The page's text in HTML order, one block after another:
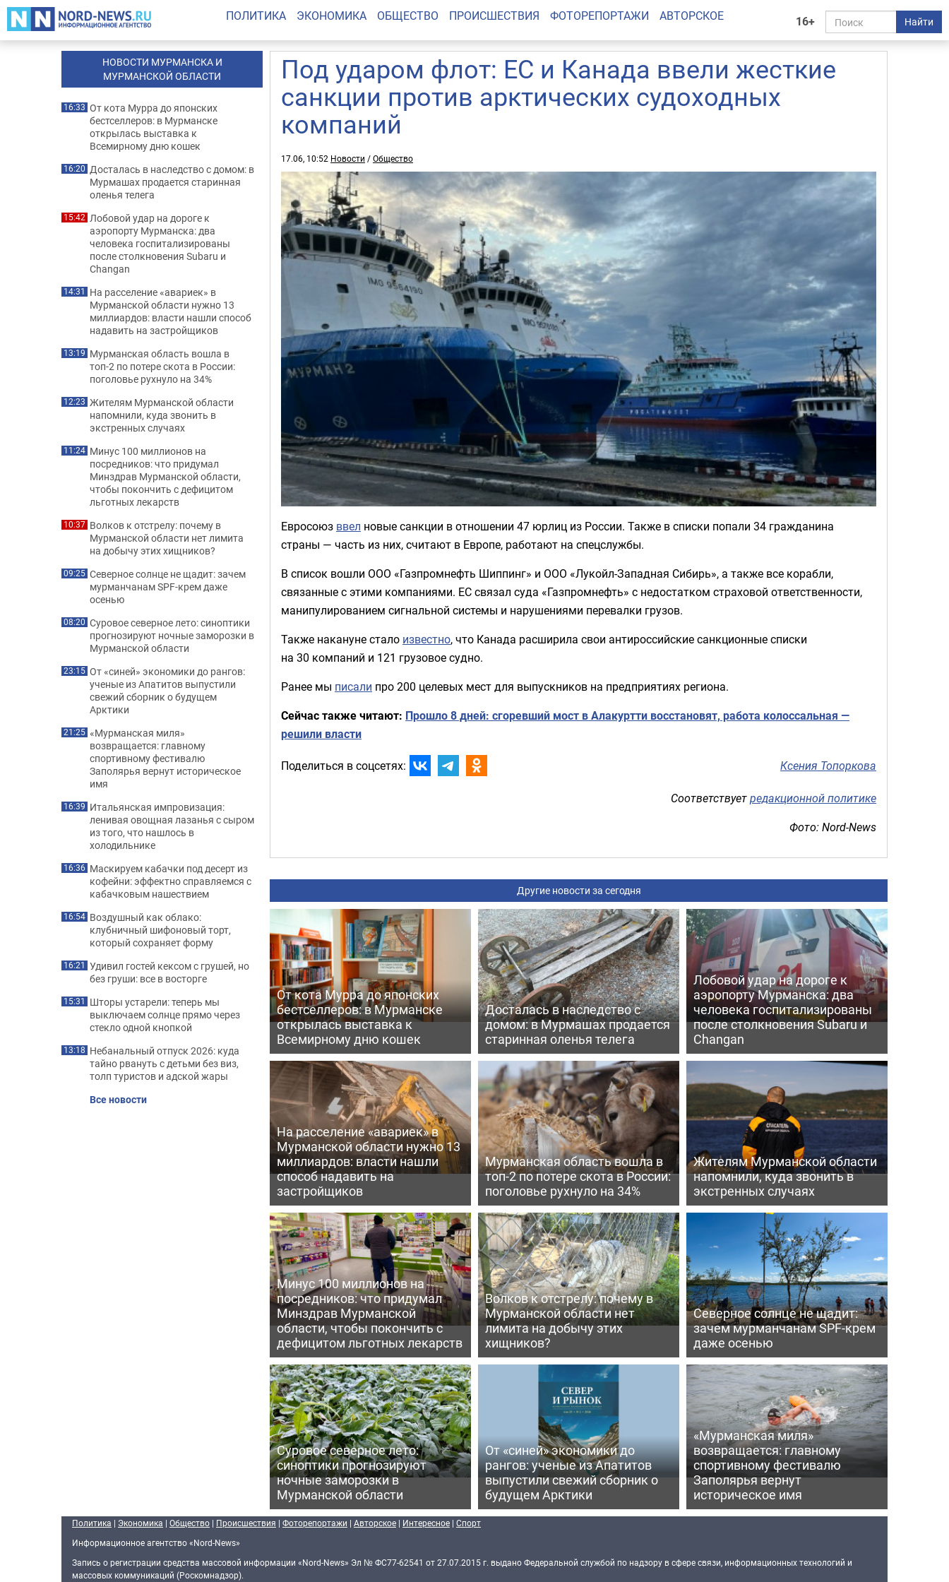
16+ Найти
ПОЛИТИКА ЭКОНОМИКА ОБЩЕСТВО ПРОИСШЕСТВИЯ ФОТОРЕПОРТАЖИ АВТОРСКОЕ
Под ударом флот: ЕС и Канада ввели жесткие
санкции против арктических судоходных
компаний
17.06, 10:52 Новости /Общество
Евросоюз ввел новые санкции в отношении 47 юрлиц из России. Также в списки попали 34 гражданина
страны — часть из них, считают в Европе, работают на спецслужбы.
В список вошли ООО «Газпромнефть Шиппинг» и ООО «Лукойл-Западная Сибирь», а также все корабли,
связанные с этими компаниями. ЕС связал суда «Газпромнефть» с недостатком страховой ответственности,
манипулированием сигнальной системы и нарушениями перевалки грузов.
Также накануне стало известно, что Канада расширила свои антироссийские санкционные списки
на 30 компаний и 121 грузовое судно.
Ранее мы писали про 200 целевых мест для выпускников на предприятиях региона.
Сейчас также читают: Прошло 8 дней: сгоревший мост в Алакуртти восстановят, работа колоссальная —
решили власти
Поделиться в соцсетях: Ксения Топоркова
Соответствуетредакционной политике
Фото: Nord-News
Другие новости за сегодня
От кота Мурра до японских
бестселлеров: в Мурманске
открылась выставка к
Всемирному дню кошек
Досталась в наследство с
домом: в Мурмашах продается
старинная оленья телега
Лобовой удар на дороге к
аэропорту Мурманска: два
человека госпитализированы
после столкновения Subaru и
Changan
На расселение «авариек» в
Мурманской области нужно 13
миллиардов: власти нашли
способ надавить на
застройщиков
Мурманская область вошла в
топ-2 по потере скота в России:
поголовье рухнуло на 34%
Жителям Мурманской области
напомнили, куда звонить в
экстренных случаях
Минус 100 миллионов на
посредников: что придумал
Минздрав Мурманской
области, чтобы покончить с
дефицитом льготных лекарств
Волков к отстрелу: почему в
Мурманской области нет
лимита на добычу этих
хищников?
Северное солнце не щадит:
зачем мурманчанам SPF-крем
даже осенью
Суровое северное лето:
синоптики прогнозируют
ночные заморозки в
Мурманской области
От «синей» экономики до
рангов: ученые из Апатитов
выпустили свежий сборник о
будущем Арктики
«Мурманская миля»
возвращается: главному
спортивному фестивалю
Заполярья вернут
историческое имя
НОВОСТИ МУРМАНСКА И
МУРМАНСКОЙ ОБЛАСТИ
16:33 От кота Мурра до японских
бестселлеров: в Мурманске
открылась выставка к
Всемирному дню кошек
16:20 Досталась в наследство с домом: в
Мурмашах продается старинная
оленья телега
15:42 Лобовой удар на дороге к
аэропорту Мурманска: два
человека госпитализированы
после столкновения Subaru и
Changan
14:31 На расселение «авариек» в
Мурманской области нужно 13
миллиардов: власти нашли способ
надавить на застройщиков
13:19 Мурманская область вошла в
топ-2 по потере скота в России:
поголовье рухнуло на 34%
12:23 Жителям Мурманской области
напомнили, куда звонить в
экстренных случаях
11:24 Минус 100 миллионов на
посредников: что придумал
Минздрав Мурманской области,
чтобы покончить с дефицитом
льготных лекарств
10:37 Волков к отстрелу: почему в
Мурманской области нет лимита
на добычу этих хищников?
09:25 Северное солнце не щадит: зачем
мурманчанам SPF-крем даже
осенью
08:20 Суровое северное лето: синоптики
прогнозируют ночные заморозки в
Мурманской области
23:15 От «синей» экономики до рангов:
ученые из Апатитов выпустили
свежий сборник о будущем
Арктики
21:25 «Мурманская миля»
возвращается: главному
спортивному фестивалю
Заполярья вернут историческое
имя
16:39 Итальянская импровизация:
ленивая овощная лазанья с сыром
из того, что нашлось в
холодильнике
16:36 Маскируем кабачки под десерт из
кофейни: эффектно справляемся с
кабачковым нашествием
16:54 Воздушный как облако:
клубничный шифоновый торт,
который сохраняет форму
16:21 Удивил гостей кексом с грушей, но
без груши: все в восторге
15:31 Шторы устарели: теперь мы
выключаем солнце прямо через
стекло одной кнопкой
13:18 Небанальный отпуск 2026: куда
тайно рвануть с детьми без виз,
толп туристов и адской жары
Все новости
Политика | Экономика | Общество | Происшествия | Фоторепортажи | Авторское | Интересное | Спорт
Информационное агентство «Nord-News»
Запись о регистрации средства массовой информации «Nord-News» Эл № ФС77-62541 от 27.07.2015 г. выдано Федеральной службой по надзору в сфере связи, информационных технологий и
массовых коммуникаций (Роскомнадзор).